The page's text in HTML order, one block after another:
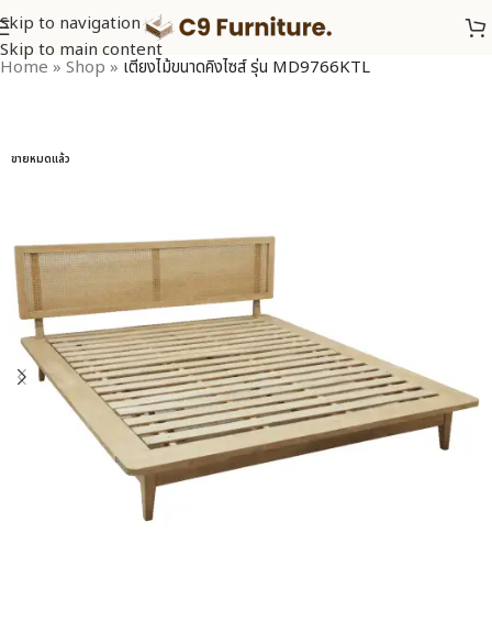
Skip to navigation
Skip to main content
Home » Shop » เตียงไม้ขนาดคิงไซส์ รุ่น MD9766KTL
ขายหมดแล้ว